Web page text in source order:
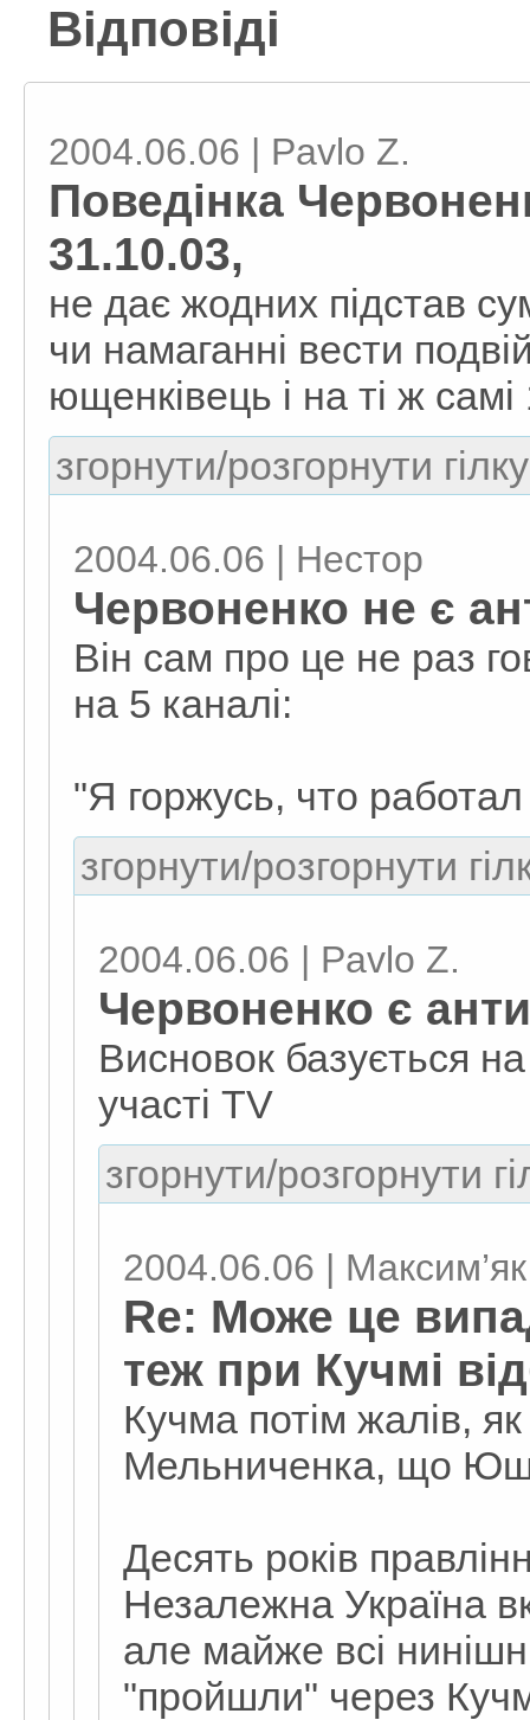
Відповіді
2004.06.06 | Pavlo Z.
Поведінка
31.10.03,
не дає жодних підстав
чи намаганні вести
ющенківець і на ті ж самі
згорнути/розгорнути
2004.06.06 | Нестор
Червоненко не є
Він сам про це не раз
на 5 каналі:
"Я горжусь, что
згорнути/розгорнути
2004.06.06 | Pavlo Z.
Червоненко є
Висновок базується
участі TV
згорнути/розгорнути
2004.06.06 | Максим’як
Re: Може це
теж при Кучмі
Кучма потім жалів,
Мельниченка, що
Десять років
Незалежна Україна
але майже всі
"пройшли" через